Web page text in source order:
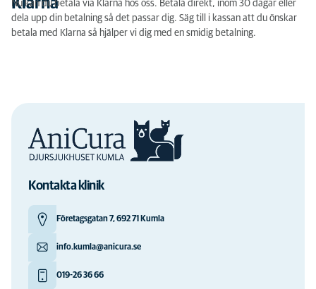
Klarna
Nu kan du betala via Klarna hos oss. Betala direkt, inom 30 dagar eller
dela upp din betalning så det passar dig. Säg till i kassan att du önskar
betala med Klarna så hjälper vi dig med en smidig betalning.
Kontakta klinik
Företagsgatan 7, 692 71 Kumla
info.kumla@anicura.se
019-26 36 66